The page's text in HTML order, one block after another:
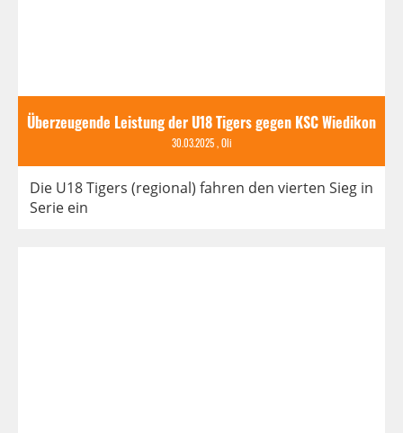
Überzeugende Leistung der U18 Tigers gegen KSC Wiedikon
30.03.2025, Oli
Die U18 Tigers (regional) fahren den vierten Sieg in
Serie ein